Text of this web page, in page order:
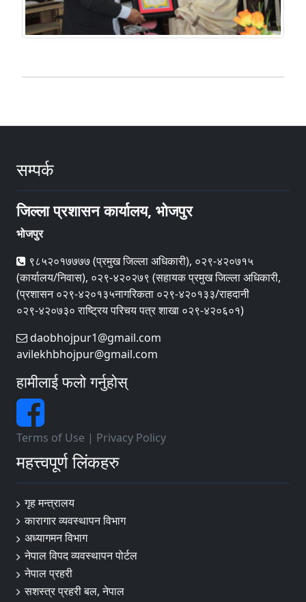
सम्पर्क
जिल्ला प्रशासन कार्यालय, भोजपुर
भोजपुर
९८५२०१७७७७ (प्रमुख जिल्ला अधिकारी), ०२९-४२०७१५
(कार्यालय/निवास), ०२९-४२०२७९ (सहायक प्रमुख जिल्ला अधिकारी,
(प्रशासन ०२९-४२०१३५नागरिकता ०२९-४२०१३३/राहदानी
०२९-४२०७३० राष्ट्रिय परिचय पत्र शाखा ०२९-४२०६०१)
daobhojpur1@gmail.com
avilekhbhojpur@gmail.com
हामीलाई फलो गर्नुहोस्
Terms of Use | Privacy Policy
महत्त्वपूर्ण लिंकहरु
गृह मन्त्रालय
कारागार व्यवस्थापन विभाग
अध्यागमन विभाग
नेपाल विपद व्यवस्थापन पोर्टल
नेपाल प्रहरी
सशस्त्र प्रहरी बल, नेपाल